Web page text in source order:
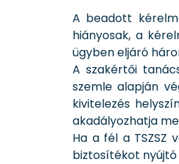
A beadott
hiányosak, a
ügyben eljáró
A szakértői
szemle alapján
kivitelezés
akadályozhatja
Ha a fél a TSZSZ
biztosítékot nyújtó